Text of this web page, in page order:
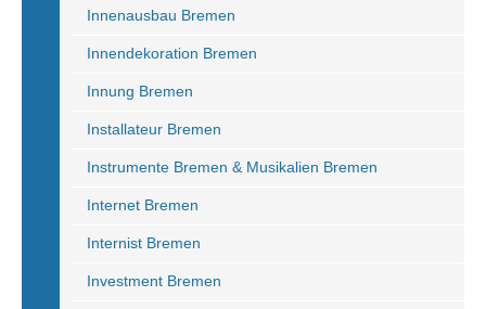
Innenausbau Bremen
Innendekoration Bremen
Innung Bremen
Installateur Bremen
Instrumente Bremen & Musikalien Bremen
Internet Bremen
Internist Bremen
Investment Bremen